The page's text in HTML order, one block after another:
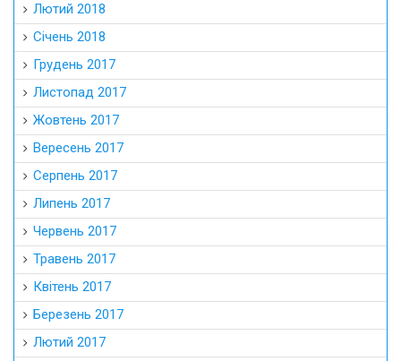
Лютий 2018
Січень 2018
Грудень 2017
Листопад 2017
Жовтень 2017
Вересень 2017
Серпень 2017
Липень 2017
Червень 2017
Травень 2017
Квітень 2017
Березень 2017
Лютий 2017